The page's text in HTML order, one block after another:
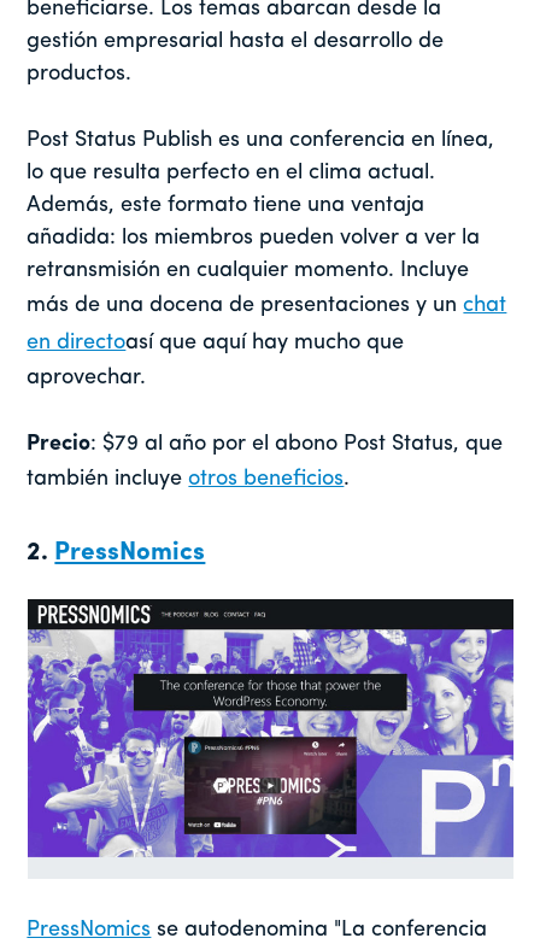
beneficiarse. Los temas abarcan desde la
gestión empresarial hasta el desarrollo de
productos.
Post Status Publish es una conferencia en línea,
lo que resulta perfecto en el clima actual.
Además, este formato tiene una ventaja
añadida: los miembros pueden volver a ver la
retransmisión en cualquier momento. Incluye
más de una docena de presentaciones y unchat
en directoasí que aquí hay mucho que
aprovechar.
Precio: $79 al año por el abono Post Status, que
también incluyeotros beneficios.
2. PressNomics
PressNomics se autodenomina "La conferencia